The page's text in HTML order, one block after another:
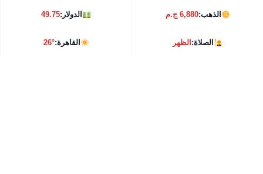
الذهب:6,880 ج.م الدولار:49.75
الصلاة:الظهر القاهرة:26°